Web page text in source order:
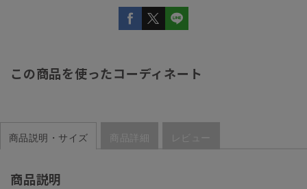
この商品を使ったコーディネート
商品説明・サイズ 商品詳細 レビュー
商品説明